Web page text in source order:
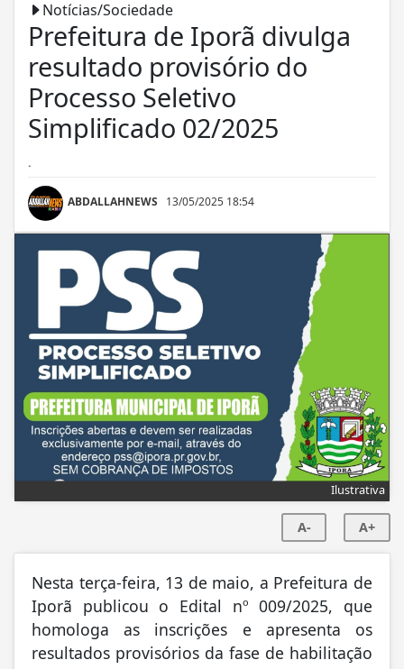
Notícias/Sociedade
Prefeitura de Iporã divulga
resultado provisório do
Processo Seletivo
Simplificado 02/2025
.
ABDALLAHNEWS 13/05/2025 18:54
Ilustrativa
A- A+
Nesta terça-feira, 13 de maio, a Prefeitura de
Iporã publicou o Edital nº 009/2025, que
homologa as inscrições e apresenta os
resultados provisórios da fase de habilitação